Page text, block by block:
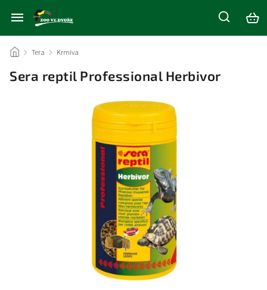
/ Tera / Krmiva
Sera reptil Professional Herbivor